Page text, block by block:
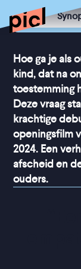
Hoe ga je als
kind, dat na
toestemming
Deze vraag
krachtige
openingsfilm
2024. Een
afscheid en
ouders.